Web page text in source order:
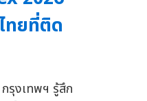
ทยที่ติด
รุงเทพฯ รู้สึก